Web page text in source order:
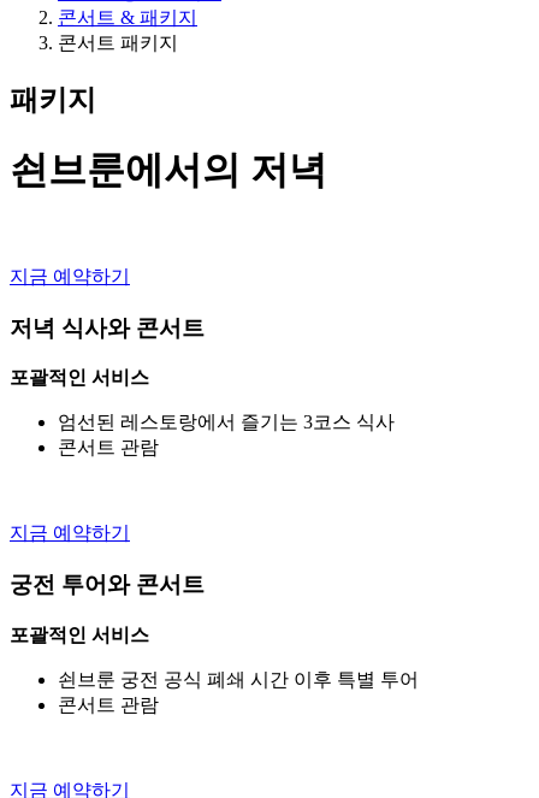
콘서트 & 패키지
콘서트 패키지
패키지
쇤브룬에서의 저녁
지금 예약하기
저녁 식사와 콘서트
포괄적인 서비스
엄선된 레스토랑에서 즐기는 3코스 식사
콘서트 관람
지금 예약하기
궁전 투어와 콘서트
포괄적인 서비스
쇤브룬 궁전 공식 폐쇄 시간 이후 특별 투어
콘서트 관람
지금 예약하기